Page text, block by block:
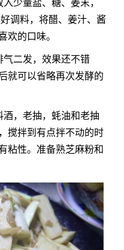
少量盐、糖、姜末，
调料，将醋、姜汁、酱
欢的口味。
二发，效果还不错
就可以省略再次发酵的
，老抽，蚝油和老抽
搅拌到有点拌不动的时
粘性。准备熟芝麻粉和